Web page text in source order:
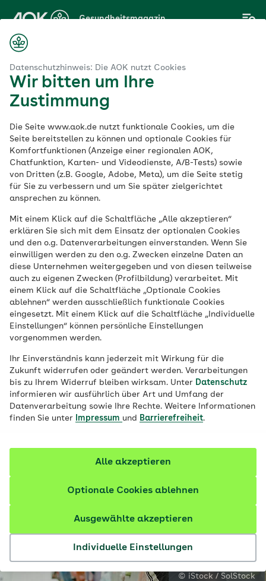
Datenschutzhinweis: Die AOK nutzt Cookies
Wir bitten um Ihre
Zustimmung
Die Seite www.aok.de nutzt funktionale Cookies, um die
Seite bereitstellen zu können und optionale Cookies für
Komfortfunktionen (Anzeige einer regionalen AOK,
Chatfunktion, Karten- und Videodienste, A/B-Tests) sowie
von Dritten (z.B. Google, Adobe, Meta), um die Seite stetig
für Sie zu verbessern und um Sie später zielgerichtet
ansprechen zu können.
Mit einem Klick auf die Schaltfläche „Alle akzeptieren“
erklären Sie sich mit dem Einsatz der optionalen Cookies
und den o.g. Datenverarbeitungen einverstanden. Wenn Sie
einwilligen werden zu den o.g. Zwecken einzelne Daten an
diese Unternehmen weitergegeben und von diesen teilweise
auch zu eigenen Zwecken (Profilbildung) verarbeitet. Mit
einem Klick auf die Schaltfläche „Optionale Cookies
ablehnen“ werden ausschließlich funktionale Cookies
eingesetzt. Mit einem Klick auf die Schaltfläche „Individuelle
Einstellungen“ können persönliche Einstellungen
vorgenommen werden.
Ihr Einverständnis kann jederzeit mit Wirkung für die
Zukunft widerrufen oder geändert werden. Verarbeitungen
bis zu Ihrem Widerruf bleiben wirksam. Unter Datenschutz
informieren wir ausführlich über Art und Umfang der
Datenverarbeitung sowie Ihre Rechte. Weitere Informationen
finden Sie unter
Impressum und Barrierefreiheit.
Individuelle Einstellungen
Ausgewählte akzeptieren
Optionale Cookies ablehnen
Alle akzeptieren
Hauptinhalt
springen
Gesundheitsmagazin
Bouldern: gesund für
Körper und Geist
Veröffentlicht am:
14.09.2021
aktualisiert am 08.01.2024
6 Minuten Lesedauer
Bouldern boomt! Das Klettern ohne Seil ist
mehr als nur ein Ganzkörpertraining: Sich
über die Hürden und Herausforderungen zu
hangeln, stärkt den Körper wie die Psyche.
Erfahren Sie, warum Bouldern so heilsam
ist und was Sie dabei beachten sollten.
© iStock / SolStock